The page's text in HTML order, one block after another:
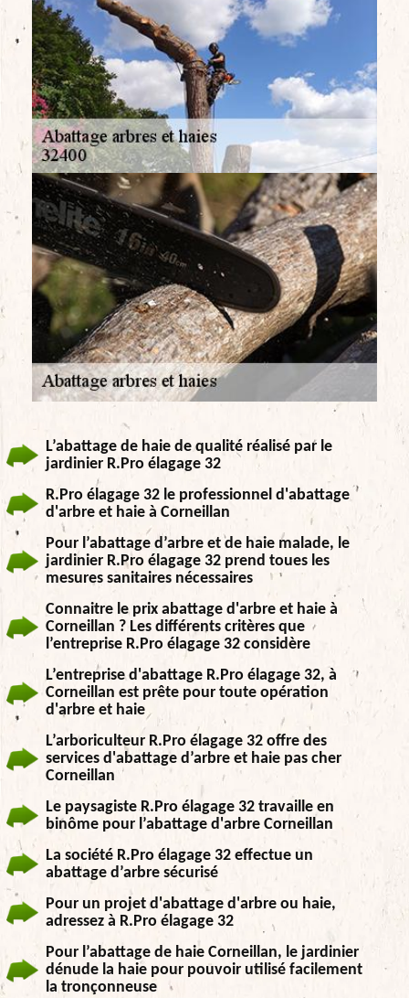
L’abattage de haie de qualité réalisé par le
jardinier R.Pro élagage 32
R.Pro élagage 32 le professionnel d'abattage
d'arbre et haie à Corneillan
Pour l’abattage d’arbre et de haie malade, le
jardinier R.Pro élagage 32 prend toues les
mesures sanitaires nécessaires
Connaitre le prix abattage d'arbre et haie à
Corneillan ? Les différents critères que
l’entreprise R.Pro élagage 32 considère
L’entreprise d'abattage R.Pro élagage 32, à
Corneillan est prête pour toute opération
d'arbre et haie
L’arboriculteur R.Pro élagage 32 offre des
services d'abattage d’arbre et haie pas cher
Corneillan
Le paysagiste R.Pro élagage 32 travaille en
binôme pour l’abattage d'arbre Corneillan
La société R.Pro élagage 32 effectue un
abattage d’arbre sécurisé
Pour un projet d'abattage d'arbre ou haie,
adressez à R.Pro élagage 32
Pour l’abattage de haie Corneillan, le jardinier
dénude la haie pour pouvoir utilisé facilement
la tronçonneuse